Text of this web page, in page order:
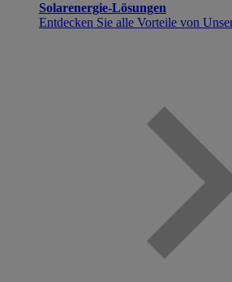
Solarenergie-Lösungen
Entdecken Sie alle Vorteile von